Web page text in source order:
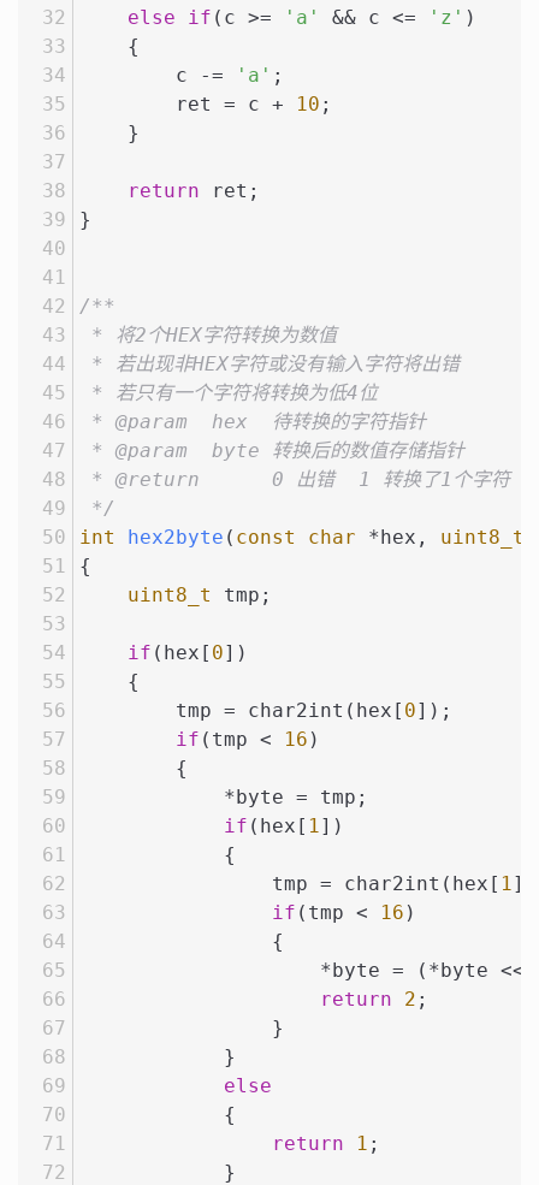
else if (c >= 'a' && c <= 'z' )
    {
        c -=
'a' ;
        ret = c +
10 ;
    }
return ret;
}
/**
* 将2个HEX字符转换为数值
* 若出现非HEX字符或没有输入字符将出错
* 若只有一个字符将转换为低4位
* @param  hex  待转换的字符指针
* @param  byte 转换后的数值存储指针
* @return      0 出错  1 转换了1个字符  2
*/
int
hex2byte ( const char *hex, uint8_t
{
uint8_t
tmp;
if (hex[ 0])
    {
        tmp = char2int(hex[
0]);
if (tmp < 16 )
        {
            *byte = tmp;
if (hex[ 1])
            {
                tmp = char2int(hex[
1
if (tmp < 16 )
                {
                    *byte = (*byte <<
return
2 ;
                }
            }
else
            {
return
1 ;
            }